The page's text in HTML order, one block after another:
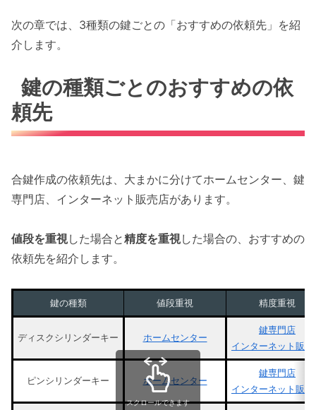
次の章では、3種類の鍵ごとの「おすすめの依頼先」を紹
介します。
鍵の種類ごとのおすすめの依
頼先
合鍵作成の依頼先は、大まかに分けてホームセンター、鍵
専門店、インターネット販売店があります。
値段を重視した場合と精度を重視した場合の、おすすめの
依頼先を紹介します。
鍵の種類 値段重視 精度重視
ディスクシリンダーキー ホームセンター
鍵専門店
インターネット販売
ピンシリンダーキー ホームセンター
鍵専門店
インターネット販売
スクロールできます